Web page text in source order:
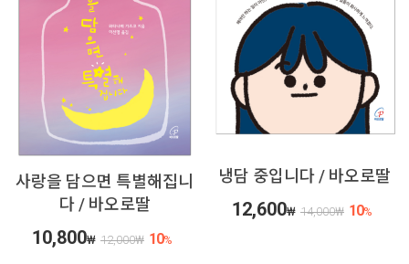
사랑을 담으면 특별해집니
다 / 바오로딸
10,800₩ 12,000₩ 10%
냉담 중입니다 / 바오로딸
12,600₩ 14,000₩ 10%